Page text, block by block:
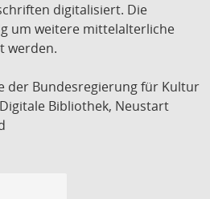
digitalisiert. Die
um weitere mittelalterliche
werden.
der Bundesregierung für Kultur
Bibliothek, Neustart